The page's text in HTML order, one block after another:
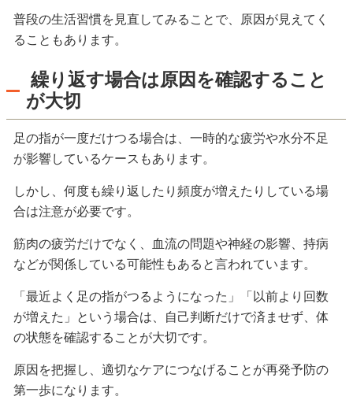
普段の生活習慣を見直してみることで、原因が見えてく
ることもあります。
繰り返す場合は原因を確認すること
が大切
足の指が一度だけつる場合は、一時的な疲労や水分不足
が影響しているケースもあります。
しかし、何度も繰り返したり頻度が増えたりしている場
合は注意が必要です。
筋肉の疲労だけでなく、血流の問題や神経の影響、持病
などが関係している可能性もあると言われています。
「最近よく足の指がつるようになった」「以前より回数
が増えた」という場合は、自己判断だけで済ませず、体
の状態を確認することが大切です。
原因を把握し、適切なケアにつなげることが再発予防の
第一歩になります。